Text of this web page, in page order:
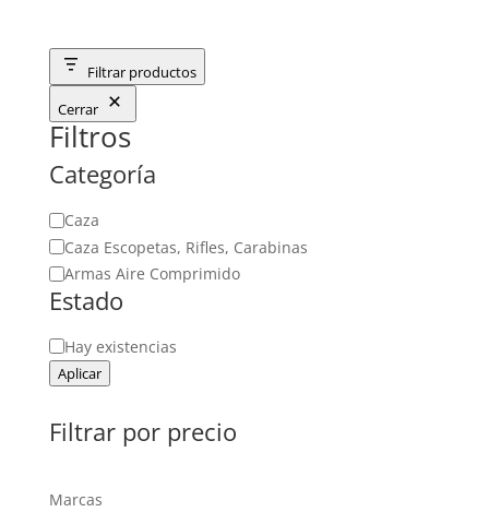
Filtrar productos
Cerrar
Filtros
Categoría
Categoría
Caza
Caza Escopetas, Rifles, Carabinas
Armas Aire Comprimido
Estado
Estado
Hay existencias
Aplicar
Filtrar por precio
Marcas